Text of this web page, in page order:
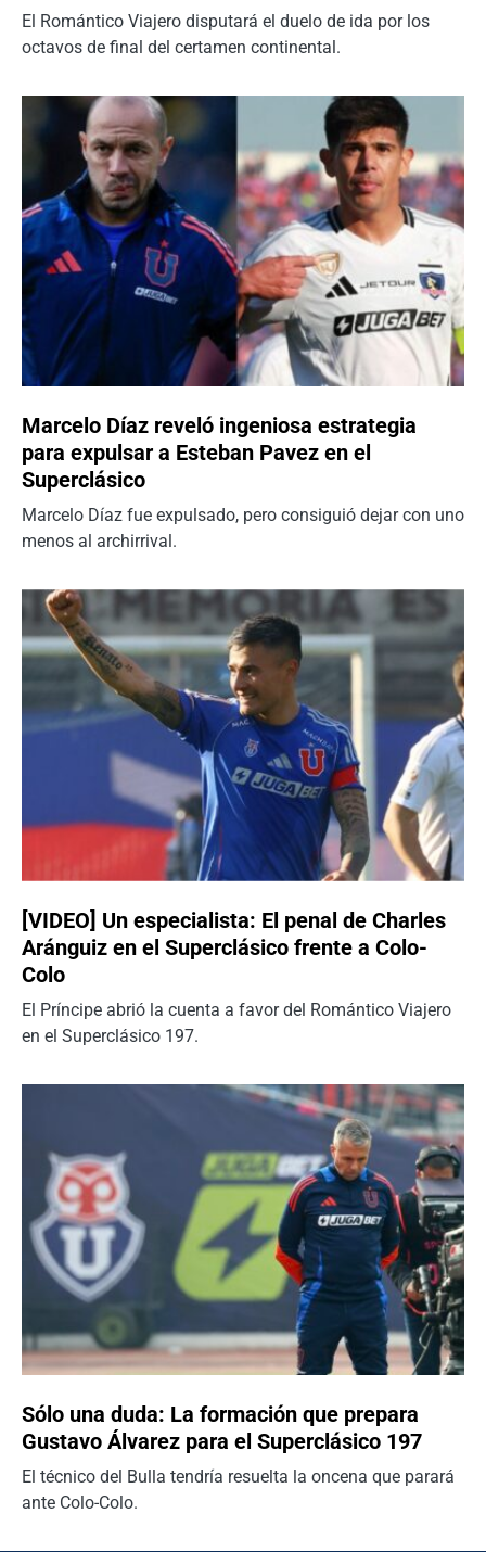
El Romántico Viajero disputará el duelo de ida por los
octavos de final del certamen continental.
Marcelo Díaz reveló ingeniosa estrategia
para expulsar a Esteban Pavez en el
Superclásico
Marcelo Díaz fue expulsado, pero consiguió dejar con uno
menos al archirrival.
[VIDEO] Un especialista: El penal de Charles
Aránguiz en el Superclásico frente a Colo-
Colo
El Príncipe abrió la cuenta a favor del Romántico Viajero
en el Superclásico 197.
Sólo una duda: La formación que prepara
Gustavo Álvarez para el Superclásico 197
El técnico del Bulla tendría resuelta la oncena que parará
ante Colo-Colo.